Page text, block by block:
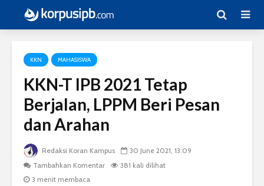
KKN MAHASISWA
KKN-T IPB 2021 Tetap
Berjalan, LPPM Beri Pesan
dan Arahan
Redaksi Koran Kampus
30 June 2021, 13:09
Tambahkan Komentar
381 kali dilihat
3 menit membaca